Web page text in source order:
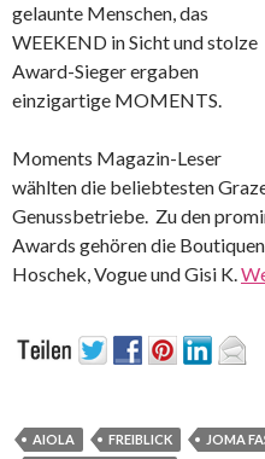
gelaunte Menschen, das
WEEKEND in Sicht und stolze
Award-Sieger ergaben
einzigartige MOMENTS.
Moments Magazin-Leser
wählten die beliebtesten
Genussbetriebe. Zu den
Awards gehören die
Hoschek, Vogue und Gisi K.
AIOLA FREIBLICK JOMA